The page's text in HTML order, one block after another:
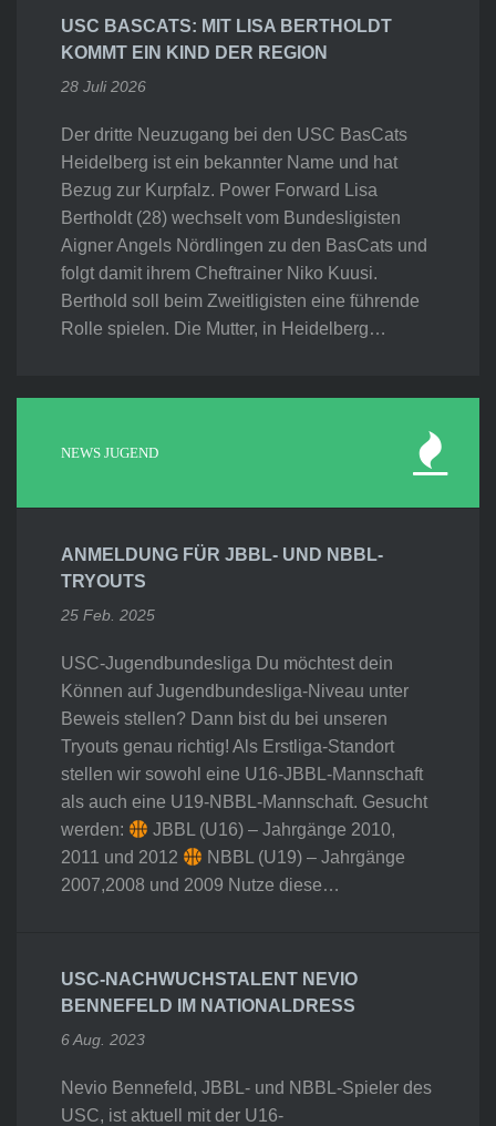
USC BASCATS: MIT LISA BERTHOLDT
KOMMT EIN KIND DER REGION
28 Juli 2026
Der dritte Neuzugang bei den USC BasCats
Heidelberg ist ein bekannter Name und hat
Bezug zur Kurpfalz. Power Forward Lisa
Bertholdt (28) wechselt vom Bundesligisten
Aigner Angels Nördlingen zu den BasCats und
folgt damit ihrem Cheftrainer Niko Kuusi.
Berthold soll beim Zweitligisten eine führende
Rolle spielen. Die Mutter, in Heidelberg…
NEWS JUGEND
ANMELDUNG FÜR JBBL- UND NBBL-
TRYOUTS
25 Feb. 2025
USC-Jugendbundesliga Du möchtest dein
Können auf Jugendbundesliga-Niveau unter
Beweis stellen? Dann bist du bei unseren
Tryouts genau richtig! Als Erstliga-Standort
stellen wir sowohl eine U16-JBBL-Mannschaft
als auch eine U19-NBBL-Mannschaft. Gesucht
werden:
JBBL (U16) – Jahrgänge 2010,
2011 und 2012
NBBL (U19) – Jahrgänge
2007,2008 und 2009 Nutze diese…
USC-NACHWUCHSTALENT NEVIO
BENNEFELD IM NATIONALDRESS
6 Aug. 2023
Nevio Bennefeld, JBBL- und NBBL-Spieler des
USC, ist aktuell mit der U16-